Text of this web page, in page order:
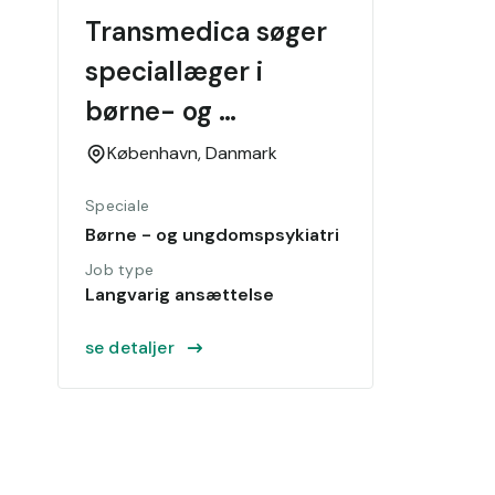
Transmedica søger
speciallæger i
børne- og
ungdomspsykiatri
privathospitaler
København,Danmark
Speciale
Børne - og ungdomspsykiatri
Job type
Langvarig ansættelse
se detaljer